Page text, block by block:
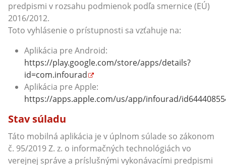
predpismi v rozsahu podmienok podľa smernice (EÚ)
2016/2012.
Toto vyhlásenie o prístupnosti sa vzťahuje na:
Aplikácia pre Android:
https://play.google.com/store/apps/details?
id=com.infourad
Aplikácia pre Apple:
https://apps.apple.com/us/app/infourad/
Stav súladu
Táto mobilná aplikácia je v úplnom súlade so zákonom
č. 95/2019 Z. z. o informačných technológiách vo
verejnej správe a príslušnými vykonávacími predpismi